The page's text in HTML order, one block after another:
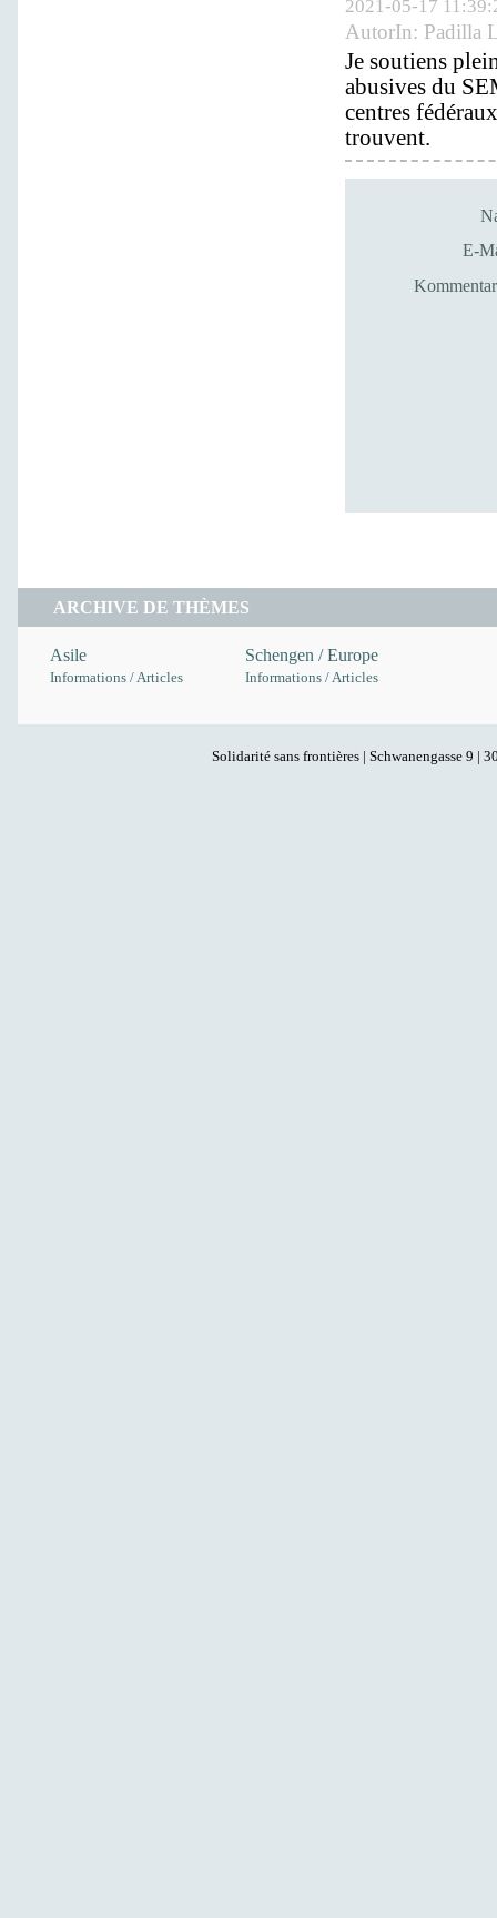
2021-05-17
AutorIn: Padilla
Je soutiens
abusives du
centres
trouvent.
E-
ARCHIVE DE THÈMES
Asile
Informations / Articles
Schengen / Europe
Informations / Articles
Solidarité sans frontières | Schwanengasse 9 |